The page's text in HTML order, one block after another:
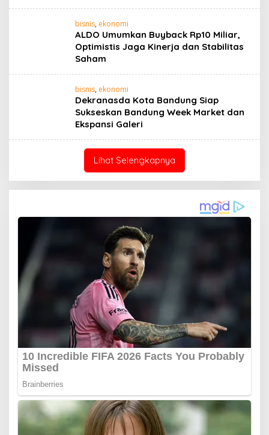
bisnis, ekonomi
ALDO Umumkan Buyback Rp10 Miliar,
Optimistis Jaga Kinerja dan Stabilitas
Saham
bisnis, ekonomi
Dekranasda Kota Bandung Siap
Sukseskan Bandung Week Market dan
Ekspansi Galeri
Lihat Selengkapnya